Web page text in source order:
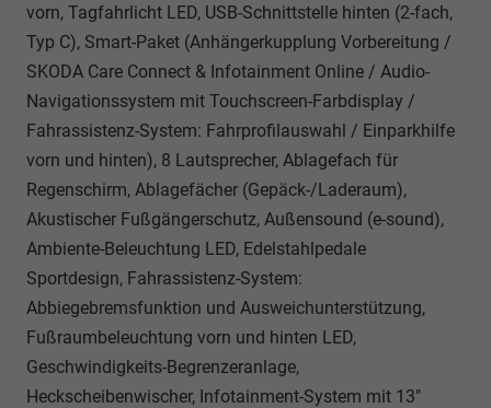
vorn, Tagfahrlicht LED, USB-Schnittstelle hinten (2-fach,
Typ C), Smart-Paket (Anhängerkupplung Vorbereitung /
SKODA Care Connect & Infotainment Online / Audio-
Navigationssystem mit Touchscreen-Farbdisplay /
Fahrassistenz-System: Fahrprofilauswahl / Einparkhilfe
vorn und hinten), 8 Lautsprecher, Ablagefach für
Regenschirm, Ablagefächer (Gepäck-/Laderaum),
Akustischer Fußgängerschutz, Außensound (e-sound),
Ambiente-Beleuchtung LED, Edelstahlpedale
Sportdesign, Fahrassistenz-System:
Abbiegebremsfunktion und Ausweichunterstützung,
Fußraumbeleuchtung vorn und hinten LED,
Geschwindigkeits-Begrenzeranlage,
Heckscheibenwischer, Infotainment-System mit 13"